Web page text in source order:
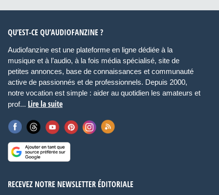
QU’EST-CE QU’AUDIOFANZINE ?
Audiofanzine est une plateforme en ligne dédiée à la
musique et à l’audio, à la fois média spécialisé, site de
petites annonces, base de connaissances et communauté
active de passionnés et de professionnels. Depuis 2000,
notre vocation est simple : aider au quotidien les amateurs et
prof... Lire la suite
RECEVEZ NOTRE NEWSLETTER ÉDITORIALE